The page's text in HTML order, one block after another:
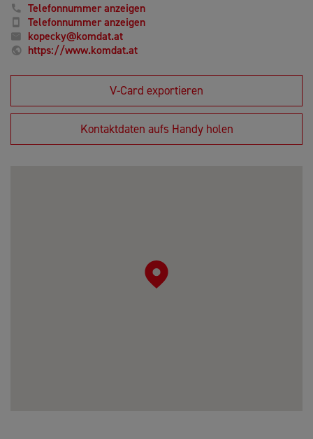
Telefonnummer anzeigen
Telefonnummer anzeigen
kopecky@komdat.at
https://www.komdat.at
V-Card exportieren
Kontaktdaten aufs Handy holen